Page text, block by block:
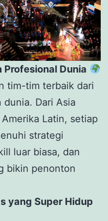
Dunia
tim-tim terbaik dari
dunia. Dari Asia
Latin, setiap
strategi
luar biasa, dan
bikin penonton
yang Super Hidup